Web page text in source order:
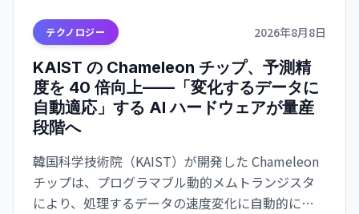
テクノロジー 2026年8月8日
KAIST の Chameleon チップ、予測精
度を 40 倍向上——「変化するデータに
自動適応」する AI ハードウェアが量産
段階へ
韓国科学技術院（KAIST）が開発した Chameleon
チップは、プログラマブル動的メムトランジスタ
により、処理するデータの速度変化に自動的に適